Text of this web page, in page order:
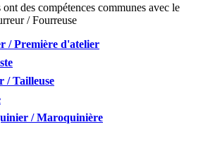
ont des compétences communes avec le
/ Fourreuse
/ Première d'atelier
/ Tailleuse
/ Maroquinière